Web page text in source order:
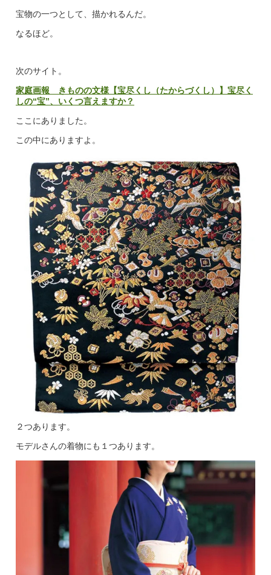
宝物の一つとして、描かれるんだ。
なるほど。
次のサイト。
家庭画報 きものの文様【宝尽くし（たからづくし）】宝尽く
しの“宝”、いくつ言えますか？
ここにありました。
この中にありますよ。
２つあります。
モデルさんの着物にも１つあります。